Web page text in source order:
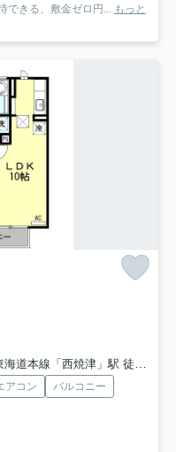
できる、敷金ゼロ円...
もっと
海道本線「西焼津」駅 徒歩39分
アコン
バルコニー